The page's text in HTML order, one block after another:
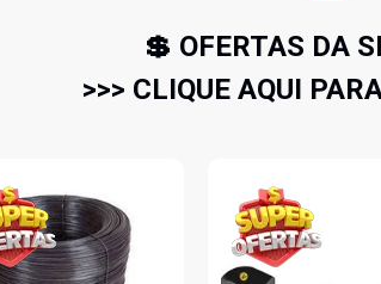
💲 OFERTAS DA
>>> CLIQUE AQUI